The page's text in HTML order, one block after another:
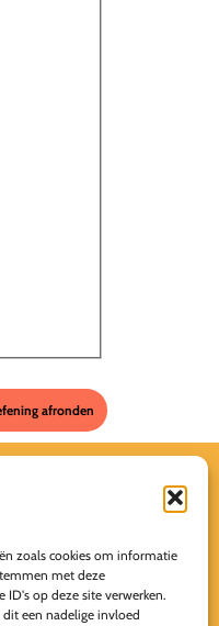
zoals cookies om informatie
met deze
ID's op deze site verwerken.
een nadelige invloed